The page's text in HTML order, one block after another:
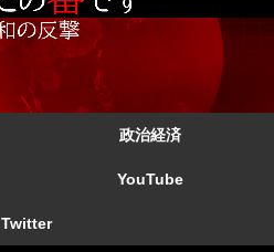
政治経済
YouTube
Twitter